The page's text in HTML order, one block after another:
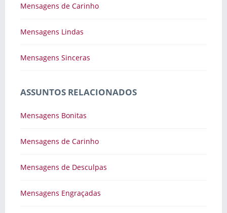
Mensagens de Carinho
Mensagens Lindas
Mensagens Sinceras
ASSUNTOS RELACIONADOS
Mensagens Bonitas
Mensagens de Carinho
Mensagens de Desculpas
Mensagens Engraçadas